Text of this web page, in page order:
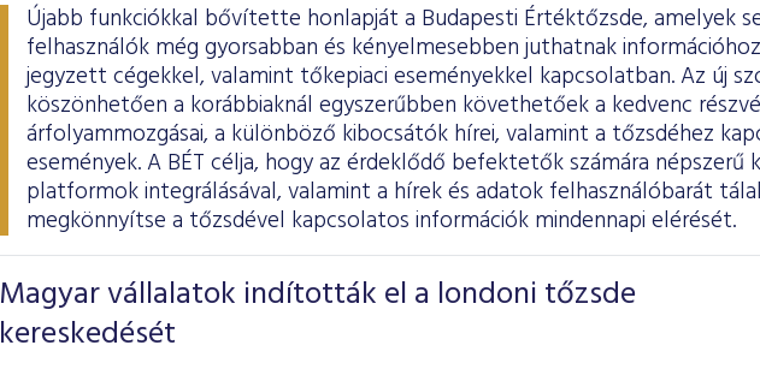
Újabb funkciókkal bővítette honlapját a Budapesti Értéktőzsde, amelyek
felhasználók még gyorsabban és kényelmesebben juthatnak
jegyzett cégekkel, valamint tőkepiaci eseményekkel kapcsolatban. Az új
köszönhetően a korábbiaknál egyszerűbben követhetőek a kedvenc
árfolyammozgásai, a különböző kibocsátók hírei, valamint a tőzsdéhez
események. A BÉT célja, hogy az érdeklődő befektetők számára népszerű
platformok integrálásával, valamint a hírek és adatok felhasználóbarát
megkönnyítse a tőzsdével kapcsolatos információk mindennapi elérését.
Magyar vállalatok indították el a londoni tőzsde
kereskedését